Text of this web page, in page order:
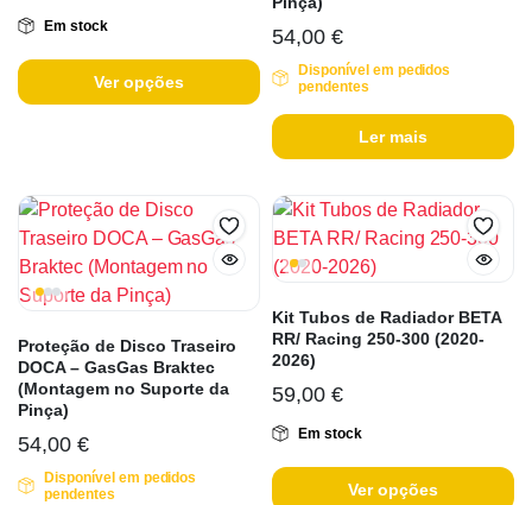
Em stock
Ver opções
54,00 €
Disponível em pedidos
pendentes
Ler mais
Proteção de Disco Traseiro
DOCA – GasGas Braktec
(Montagem no Suporte da
Pinça)
54,00 €
Disponível em pedidos
pendentes
Kit Tubos de Radiador BETA
RR/ Racing 250-300 (2020-
2026)
59,00 €
Em stock
Ver opções